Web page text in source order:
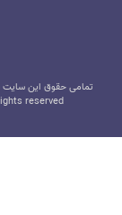
تمامی حقوق این سایت
reserved